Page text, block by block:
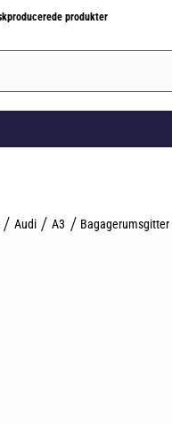
produkter
Audi A3 Bagagerumsgitter